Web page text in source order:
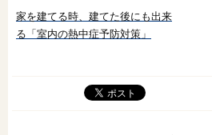
家を建てる時、建てた後にも出来
る「室内の熱中症予防対策」